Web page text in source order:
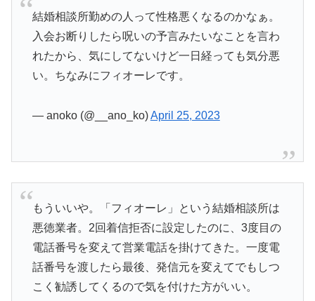
結婚相談所勤めの人って性格悪くなるのかなぁ。
入会お断りしたら呪いの予言みたいなことを言わ
れたから、気にしてないけど一日経っても気分悪
い。ちなみにフィオーレです。
— anoko (@__ano_ko)April 25, 2023
もういいや。「フィオーレ」という結婚相談所は
悪徳業者。2回着信拒否に設定したのに、3度目の
電話番号を変えて営業電話を掛けてきた。一度電
話番号を渡したら最後、発信元を変えてでもしつ
こく勧誘してくるので気を付けた方がいい。